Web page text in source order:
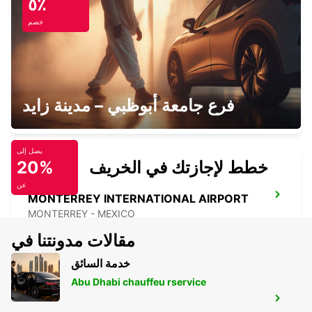
MONTERREY - MEXICO
MONTERREY AEROPUERTO
MONTERREY - MEXICO
MONTERREY INTERNATIONAL AIRPORT
MONTERREY - MEXICO
MAZATLAN INTERNATIONAL AIRPORT
٥٪
خصم
فرع جامعة أبوظبي – مدينة زايد
يصل إلى
20%
عن
خطط لإجازتك في الخريف
مقالات مدونتنا في
خدمة السائق
Abu Dhabi chauffeu rservice